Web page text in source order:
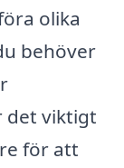
olika
behöver
det viktigt
för att